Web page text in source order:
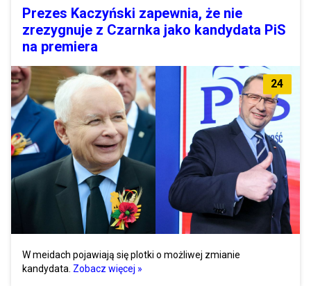
Prezes Kaczyński zapewnia, że nie
zrezygnuje z Czarnka jako kandydata PiS
na premiera
24
W meidach pojawiają się plotki o możliwej zmianie
kandydata. Zobacz więcej »